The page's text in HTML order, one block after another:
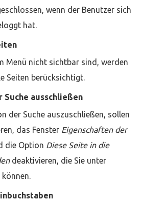
wenn der Benutzer sich
hat.
Menü nicht sichtbar sind, werden
Seiten berücksichtigt.
Suche ausschließen
der Suche auszuschließen, sollen
das Fenster Eigenschaften der
die Option Diese Seite in die
deaktivieren, die Sie unter